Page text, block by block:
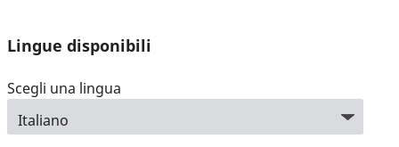
Lingue disponibili
Scegli una lingua